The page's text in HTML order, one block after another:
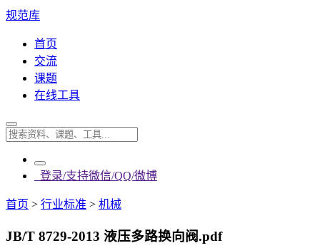
规范库
首页
交流
课题
在线工具
登录/支持微信/QQ/微博
首页 > 行业标准 > 机械
JB/T 8729-2013 液压多路换向阀.pdf